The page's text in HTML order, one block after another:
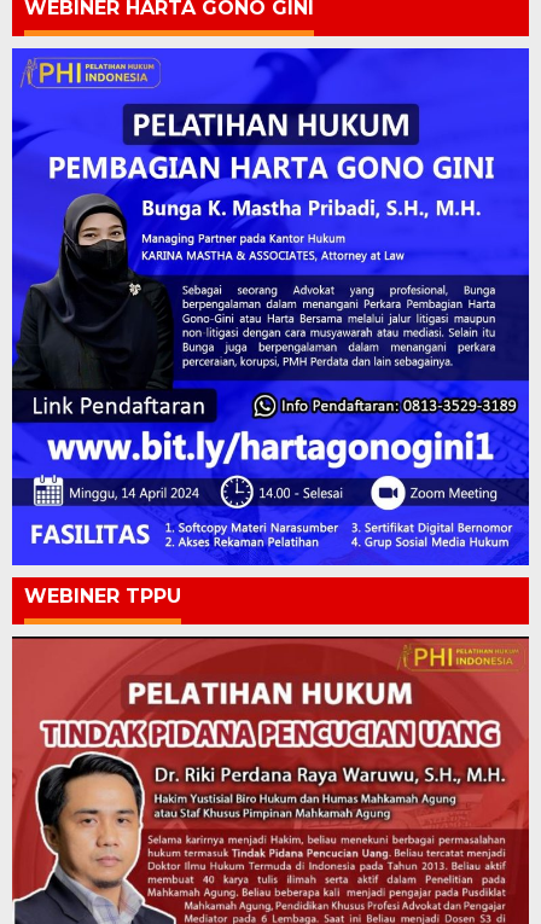
WEBINER HARTA GONO GINI
WEBINER TPPU